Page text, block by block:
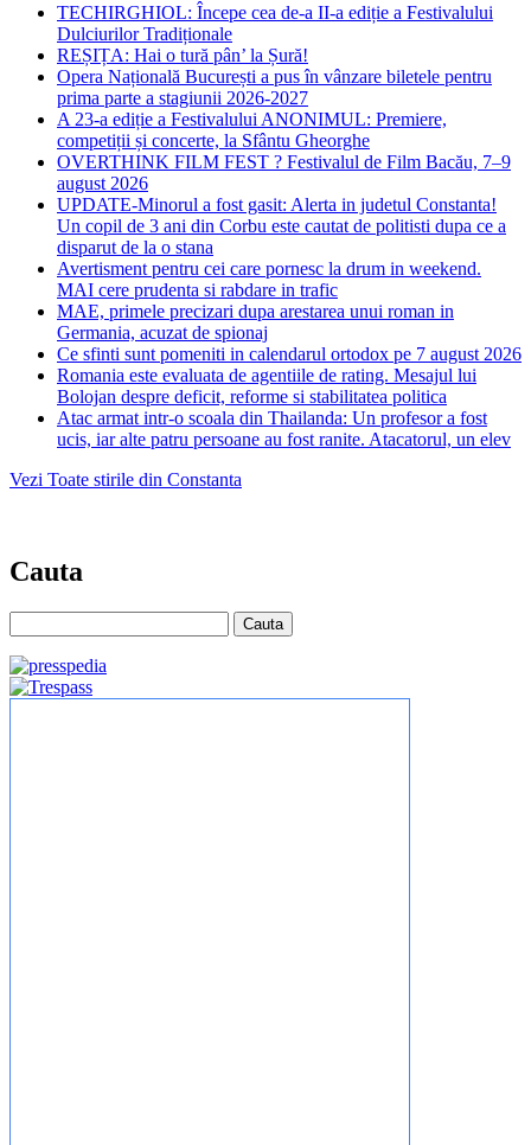
TECHIRGHIOL: Începe cea de-a II-a ediție a Festivalului
Dulciurilor Tradiționale
REȘIȚA: Hai o tură pân’ la Șură!
Opera Națională București a pus în vânzare biletele pentru
prima parte a stagiunii 2026-2027
A 23-a ediție a Festivalului ANONIMUL: Premiere,
competiții și concerte, la Sfântu Gheorghe
OVERTHINK FILM FEST ? Festivalul de Film Bacău, 7–9
august 2026
UPDATE-Minorul a fost gasit: Alerta in judetul Constanta!
Un copil de 3 ani din Corbu este cautat de politisti dupa ce a
disparut de la o stana
Avertisment pentru cei care pornesc la drum in weekend.
MAI cere prudenta si rabdare in trafic
MAE, primele precizari dupa arestarea unui roman in
Germania, acuzat de spionaj
Ce sfinti sunt pomeniti in calendarul ortodox pe 7 august 2026
Romania este evaluata de agentiile de rating. Mesajul lui
Bolojan despre deficit, reforme si stabilitatea politica
Atac armat intr-o scoala din Thailanda: Un profesor a fost
ucis, iar alte patru persoane au fost ranite. Atacatorul, un elev
Vezi Toate stirile din Constanta
Cauta